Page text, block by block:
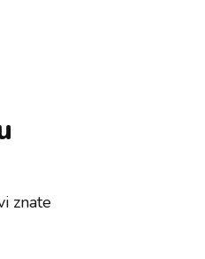
znate